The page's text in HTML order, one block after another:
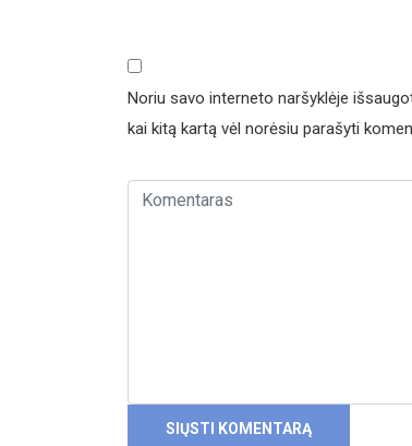
Noriu savo interneto naršyklėje
kai kitą kartą vėl norėsiu parašyti